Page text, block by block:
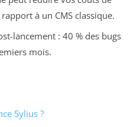
à un CMS classique.
lancement : 40 % des bugs
mois.
Sylius ?